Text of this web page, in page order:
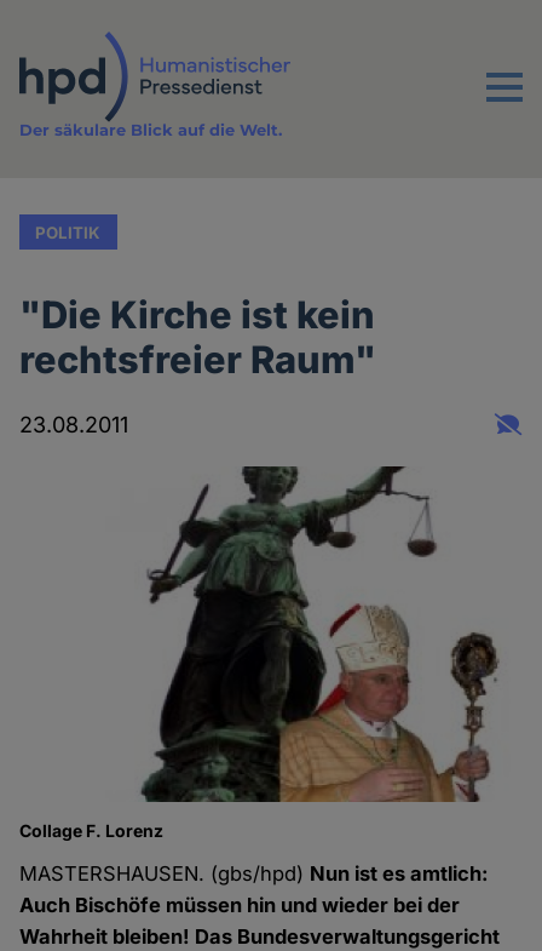
Inhalt
Menu
Der säkulare Blick auf die Welt.
POLITIK
"Die Kirche ist kein
rechtsfreier Raum"
23.08.2011
Collage F. Lorenz
MASTERSHAUSEN. (gbs/hpd) Nun ist es amtlich:
Auch Bischöfe müssen hin und wieder bei der
Wahrheit bleiben! Das Bundesverwaltungsgericht